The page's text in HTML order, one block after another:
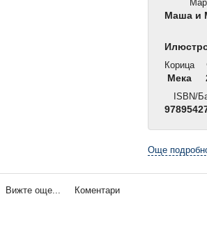
Маша и
Корица
Мека
ISBN/
Още
Вижте още... Коментари